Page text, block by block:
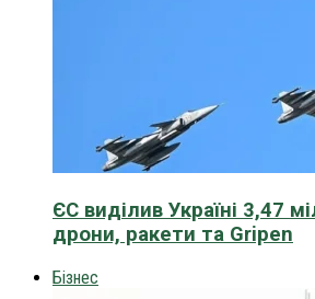
ЄС виділив Україні 3,47
дрони, ракети та Gripen
Бізнес